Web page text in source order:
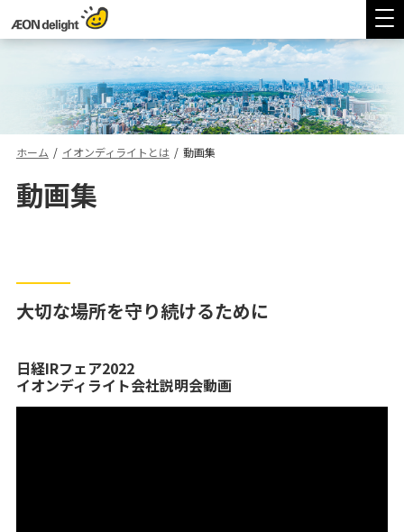
ホーム / イオンディライトとは / 動画集
動画集
大切な場所を守り続けるために
日経IRフェア2022
イオンディライト会社説明会動画